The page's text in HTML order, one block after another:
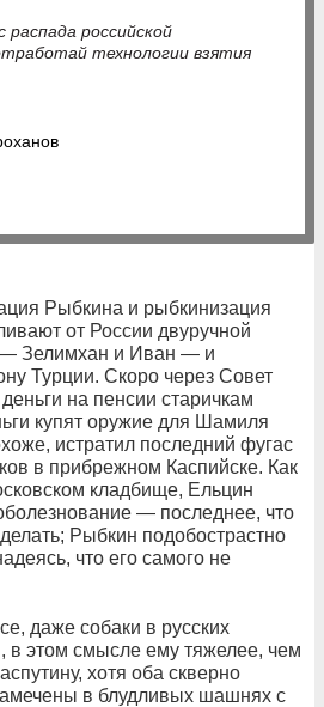
российской
технологии взятия
Рыбкина и рыбкинизация
от России двуручной
Зелимхан и Иван — и
Турции. Скоро через Совет
на пенсии старичкам
купят оружие для Шамиля
истратил последний фугас
в прибрежном Каспийске. Как
кладбище, Ельцин
— последнее, что
Рыбкин подобострастно
что его самого не
даже собаки в русских
в этом смысле ему тяжелее, чем
хотя оба скверно
в блудливых шашнях с